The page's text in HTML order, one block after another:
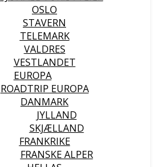
OSLO
STAVERN
TELEMARK
VALDRES
VESTLANDET
EUROPA
ROADTRIP EUROPA
DANMARK
JYLLAND
SKJÆLLAND
FRANKRIKE
FRANSKE ALPER